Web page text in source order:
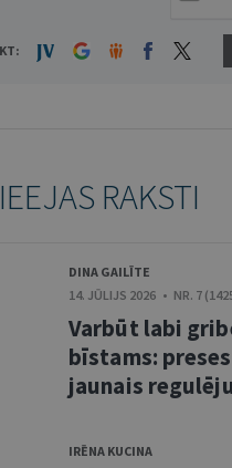
RAKSTI
DINA GAILĪTE
14. JŪLIJS 2026 • NR. 7
Varbūt labi
bīstams:
jaunais
IRĒNA KUCINA